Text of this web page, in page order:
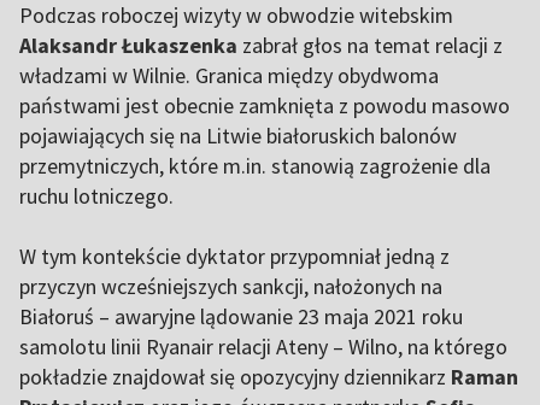
Podczas roboczej wizyty w obwodzie witebskim
Alaksandr Łukaszenka zabrał głos na temat relacji z
władzami w Wilnie. Granica między obydwoma
państwami jest obecnie zamknięta z powodu masowo
pojawiających się na Litwie białoruskich balonów
przemytniczych, które m.in. stanowią zagrożenie dla
ruchu lotniczego.
W tym kontekście dyktator przypomniał jedną z
przyczyn wcześniejszych sankcji, nałożonych na
Białoruś – awaryjne lądowanie 23 maja 2021 roku
samolotu linii Ryanair relacji Ateny – Wilno, na którego
pokładzie znajdował się opozycyjny dziennikarz Raman